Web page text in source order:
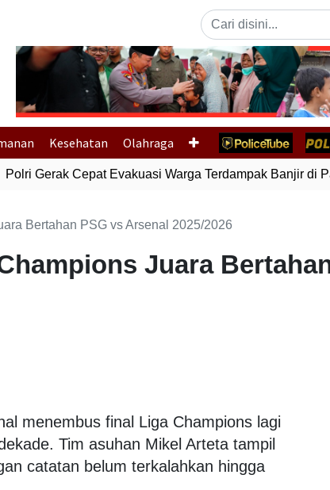
Previous
Kesehatan Olahraga
Gerak Cepat Evakuasi Warga Terdampak Banjir di
Bertahan PSG vs Arsenal 2025/2026
Juara
menembus final Liga Champions lagi
Tim asuhan Mikel Arteta tampil
catatan belum terkalahkan hingga